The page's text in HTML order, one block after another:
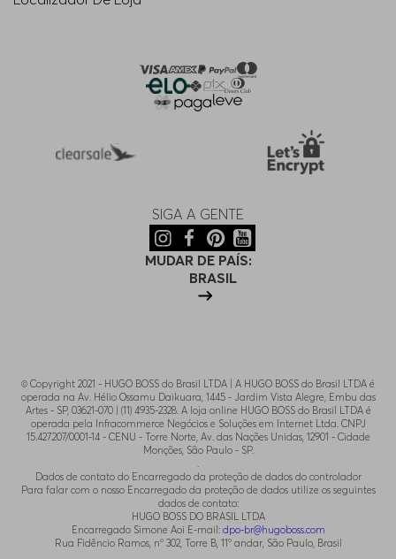
SIGA A GENTE
MUDAR DE PAÍS:
BRASIL
© Copyright 2021 - HUGO BOSS do Brasil LTDA | A HUGO BOSS do Brasil LTDA é
operada na Av. Hélio Ossamu Daikuara, 1445 - Jardim Vista Alegre, Embu das
Artes - SP, 03621-070 | (11) 4935-2328. A loja online HUGO BOSS do Brasil LTDA é
operada pela Infracommerce Negócios e Soluções em Internet Ltda. CNPJ
15.427.207/0001-14 - CENU - Torre Norte, Av. das Nações Unidas, 12901 - Cidade
Monções, São Paulo - SP.
.
Dados de contato do Encarregado da proteção de dados do controlador
Para falar com o nosso Encarregado da proteção de dados utilize os seguintes
dados de contato:
HUGO BOSS DO BRASIL LTDA
Encarregado Simone Aoi E-mail: dpo-br@hugoboss.com
Rua Fidêncio Ramos, n° 302, Torre B, 11° andar, São Paulo, Brasil